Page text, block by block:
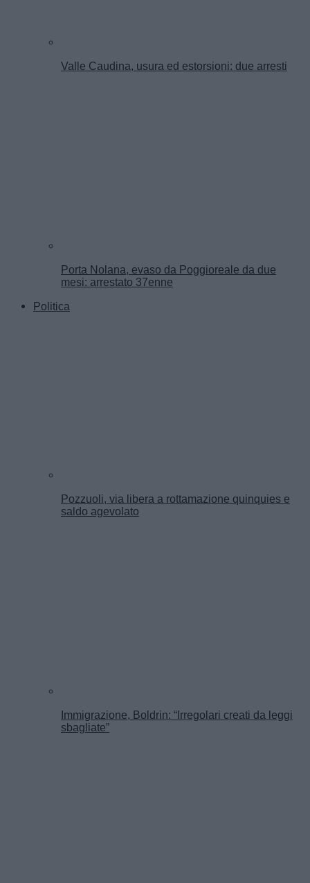
Valle Caudina, usura ed estorsioni: due arresti
Porta Nolana, evaso da Poggioreale da due
mesi: arrestato 37enne
Politica
Pozzuoli, via libera a rottamazione quinquies e
saldo agevolato
Immigrazione, Boldrin: “Irregolari creati da leggi
sbagliate”